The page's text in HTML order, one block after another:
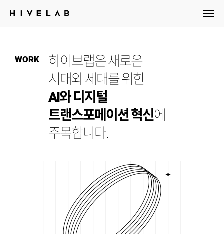
HIVELAB
WORK
하이브랩은 새로운
시대와 세대를 위한
AI와 디지털
트랜스포메이션 혁신에
주목합니다.